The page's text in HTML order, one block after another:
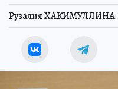
Рузалия ХАКИМУЛЛИНА